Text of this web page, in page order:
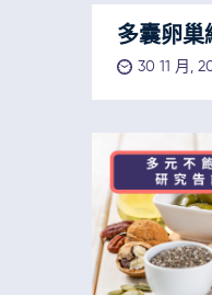
多囊卵巢
30 11 月,